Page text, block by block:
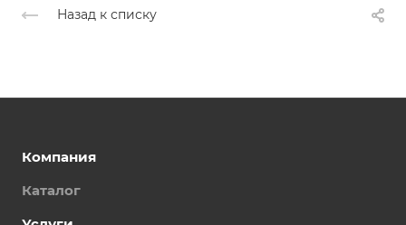
Назад к списку
Компания
Каталог